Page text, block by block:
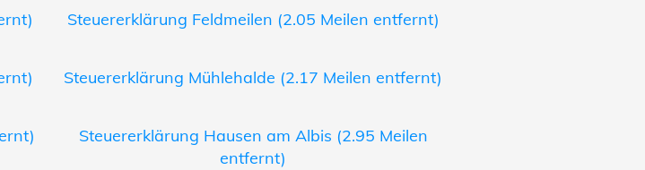
Steuererklärung Feldmeilen (2.05 Meilen entfernt)
Steuererklärung Mühlehalde (2.17 Meilen entfernt)
Steuererklärung Hausen am Albis (2.95 Meilen
entfernt)